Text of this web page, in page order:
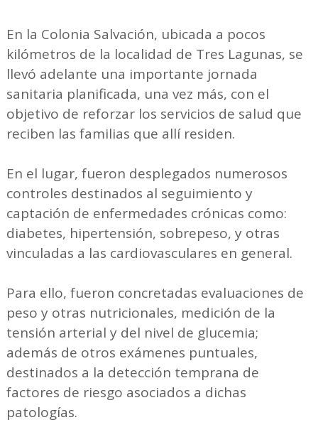
En la Colonia Salvación, ubicada a pocos
kilómetros de la localidad de Tres Lagunas, se
llevó adelante una importante jornada
sanitaria planificada, una vez más, con el
objetivo de reforzar los servicios de salud que
reciben las familias que allí residen.
En el lugar, fueron desplegados numerosos
controles destinados al seguimiento y
captación de enfermedades crónicas como:
diabetes, hipertensión, sobrepeso, y otras
vinculadas a las cardiovasculares en general.
Para ello, fueron concretadas evaluaciones de
peso y otras nutricionales, medición de la
tensión arterial y del nivel de glucemia;
además de otros exámenes puntuales,
destinados a la detección temprana de
factores de riesgo asociados a dichas
patologías.